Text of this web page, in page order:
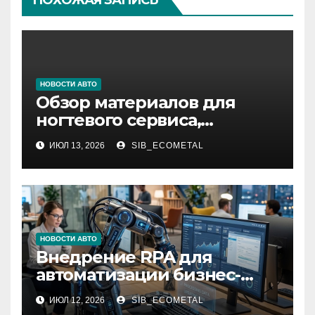
НОВОСТИ АВТО
Обзор материалов для
ногтевого сервиса,
наращивания ресниц и
депиляции
ИЮЛ 13, 2026 SIB_ECOMETAL
НОВОСТИ АВТО
Внедрение RPA для
автоматизации бизнес-
процессов
ИЮЛ 12, 2026 SIB_ECOMETAL